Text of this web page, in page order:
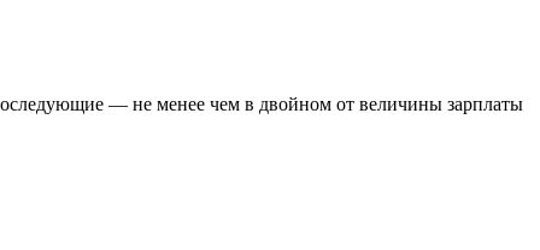
— не менее чем в двойном от величины зарплаты